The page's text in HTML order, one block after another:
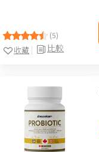
(5)
比較
收藏